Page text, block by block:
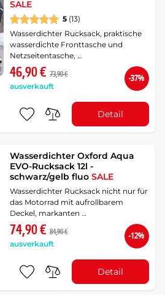
SALE
5 (13)
Wasserdichter Rucksack, praktische
wasserdichte Fronttasche und
Netzseitentasche, …
46,90 € 73,90 €
ausverkauft
-37%
Detail
Wasserdichter Oxford Aqua
EVO-Rucksack 12l -
schwarz/gelb fluoSALE
Wasserdichter Rucksack nicht nur für
das Motorrad mit aufrollbarem
Deckel, markanten …
74,90 € 84,90 €
ausverkauft
-12%
Detail